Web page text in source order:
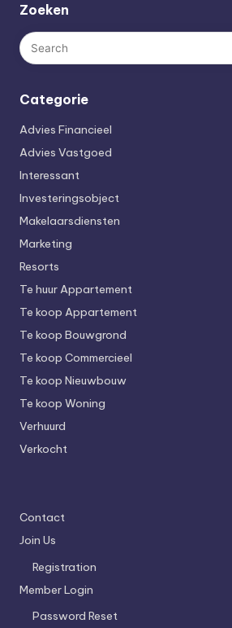
Zoeken
Categorie
Advies Financieel
Advies Vastgoed
Interessant
Investeringsobject
Makelaarsdiensten
Marketing
Resorts
Te huur Appartement
Te koop Appartement
Te koop Bouwgrond
Te koop Commercieel
Te koop Nieuwbouw
Te koop Woning
Verhuurd
Verkocht
Contact
Join Us
Registration
Member Login
Password Reset